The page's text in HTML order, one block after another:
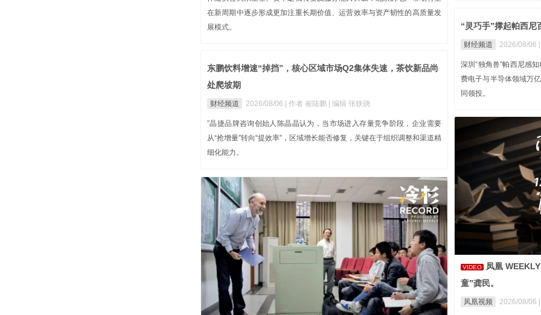
在新周期中逐步形成更加注重长期价值、运营效率与资产韧性的高质量发
展模式。
“灵巧手”撑起帕西尼
财经频道 2026/08/06
深圳“独角兽”帕西尼感
费电子与半导体领域万
同领投。
东鹏饮料增速“掉挡”，核心区域市场Q2集体失速，茶饮新品尚
处爬坡期
财经频道 2026/08/06 | 作者 崔陆鹏 | 编辑 张轶骁
”晶捷品牌咨询创始人陈晶晶认为，当市场进入存量竞争阶段，企业需要
从“抢增量”转向“提效率”，区域增长能否修复，关键在于组织调整和渠道精
细化能力。
VIDEO
凤凰
童”龚民。
凤凰视频 2026/08/06